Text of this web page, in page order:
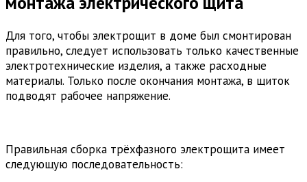
Для того, чтобы электрощит в доме был смонтирован
правильно, следует использовать только качественные
электротехнические изделия, а также расходные
материалы. Только после окончания монтажа, в щиток
подводят рабочее напряжение.
Правильная сборка трёхфазного электрощита имеет
следующую последовательность: